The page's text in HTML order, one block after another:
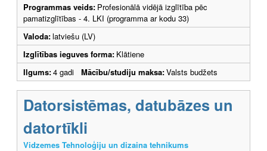
Programmas veids: Profesionālā vidējā izglītība pēc
pamatizglītības - 4. LKI (programma ar kodu 33)
Valoda:latviešu (LV)
Izglītības ieguves forma: Klātiene
Ilgums:4 gadi Mācību/studiju maksa:Valsts budžets
Datorsistēmas, datubāzes un
datortīkli
Vidzemes Tehnoloģiju un dizaina tehnikums